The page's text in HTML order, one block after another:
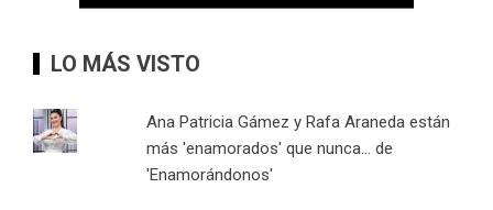
LO MÁS VISTO
Ana Patricia Gámez y Rafa Araneda están
más 'enamorados' que nunca... de
'Enamorándonos'